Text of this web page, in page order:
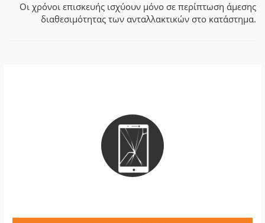
Οι χρόνοι επισκευής ισχύουν μόνο σε περίπτωση άμεσης
διαθεσιμότητας των ανταλλακτικών στο κατάστημα.